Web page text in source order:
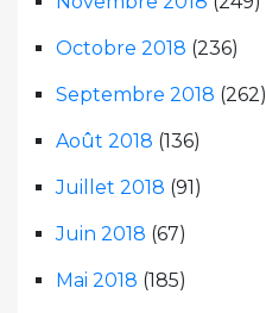
Octobre 2018 (236)
Septembre 2018 (262)
Août 2018 (136)
Juillet 2018 (91)
Juin 2018 (67)
Mai 2018 (185)